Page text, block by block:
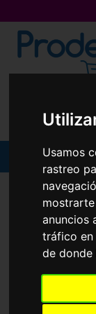
Usamos
rastreo
anuncios
tráfico en
de donde
GAFAS DE SOL